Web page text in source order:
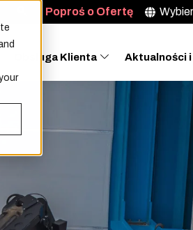
Poproś o Ofertę
Obsługa Klienta Aktualności i